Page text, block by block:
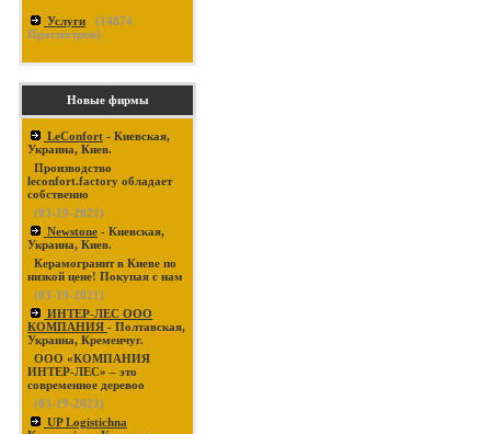
Услуги (14874
Просмотров)
Новые фирмы
LeConfort - Киевская,
Украина, Киев.
Производство
leconfort.factory обладает
собственно
(03-19-2021)
Newstone - Киевская,
Украина, Киев.
Керамогранит в Киеве по
низкой цене! Покупая с нам
(03-19-2021)
ИНТЕР-ЛЕС ООО
КОМПАНИЯ - Полтавская,
Украина, Кременчуг.
ООО «КОМПАНИЯ
ИНТЕР-ЛЕС» – это
современное деревоо
(03-19-2021)
UP Logistichna